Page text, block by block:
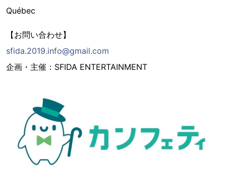
Québec
【お問い合わせ】
sfida.2019.info@gmail.com
企画・主催：SFIDA ENTERTAINMENT